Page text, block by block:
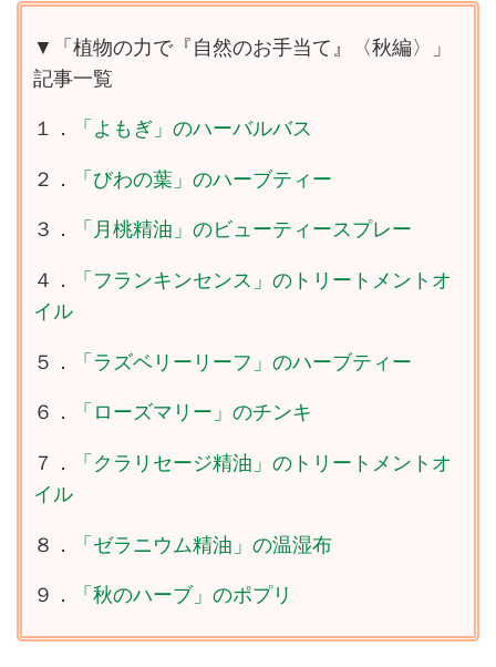
自然治癒力を高める「フィトセラ
ピー」について教えてもらいまし
た。（『天然生活』2024年8月号
▼「植物の力で『自然のお手当て』〈秋編〉」
記事一覧
１． 「よもぎ」のハーバルバス
２． 「びわの葉」のハーブティー
３． 「月桃精油」のビューティースプレー
４．
「フランキンセンス」のトリートメントオ
イル
５． 「ラズベリーリーフ」のハーブティー
６． 「ローズマリー」のチンキ
７．
「クラリセージ精油」のトリートメントオ
イル
８． 「ゼラニウム精油」の温湿布
９． 「秋のハーブ」のポプリ